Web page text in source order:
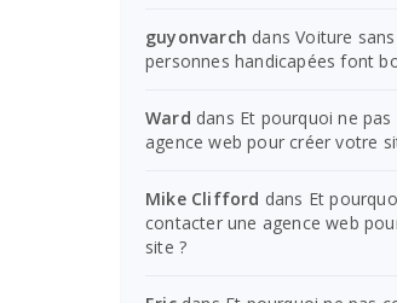
guyonvarch dansVoiture
personnes handicapées font
Ward dans Et pourquoi ne
agence web pour créer votre
Mike Clifford dans Et
contacter une agence web
site ?